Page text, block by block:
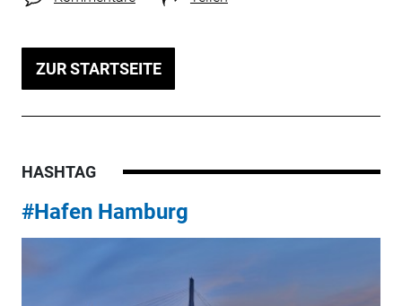
ZUR STARTSEITE
HASHTAG
#Hafen Hamburg